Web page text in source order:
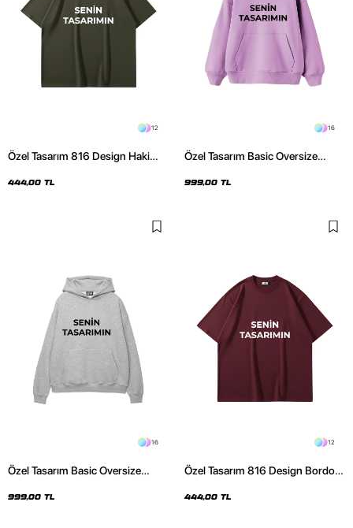
12
Özel Tasarım 816 Design Haki
444,00 TL
16
Özel Tasarım Basic Oversize
999,00 TL
16
Özel Tasarım Basic Oversize
999,00 TL
12
Özel Tasarım 816 Design Bordo
444,00 TL